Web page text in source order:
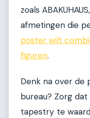
zoals
afmetingen die
poster wilt
figuren.
Denk na over de
bureau? Zorg
tapestry te